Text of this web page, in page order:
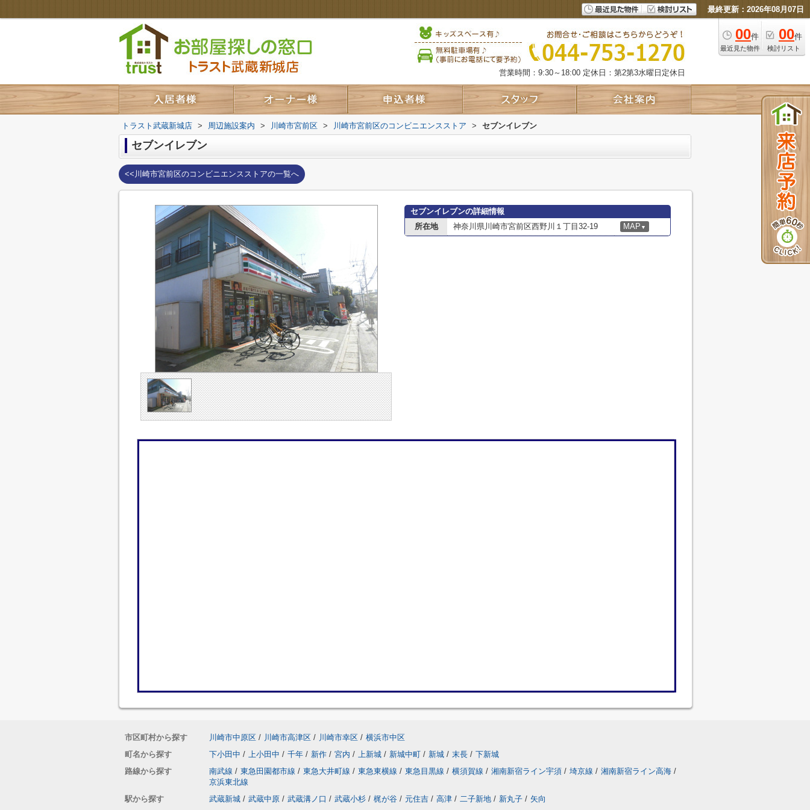
最終更新：2026年08月07日
00件
最近見た物件
00件
検討リスト
営業時間：9:30～18:00 定休日：第2第3水曜日定休日
トラスト武蔵新城店 > 周辺施設案内 > 川崎市宮前区 > 川崎市宮前区のコンビニエンスストア > セブンイレブン
セブンイレブン
<<川崎市宮前区のコンビニエンスストアの一覧へ
セブンイレブンの詳細情報
所在地
神奈川県川崎市宮前区西野川１丁目32-19 MAP ▼
市区町村から探す 川崎市中原区 / 川崎市高津区 / 川崎市幸区 / 横浜市中区
町名から探す
下小田中 / 上小田中 / 千年 / 新作 / 宮内 / 上新城 / 新城中町 / 新城 / 末長 / 下新城
路線から探す
南武線 / 東急田園都市線 / 東急大井町線 / 東急東横線 / 東急目黒線 / 横須賀線 / 湘南新宿ライン宇須 / 埼京線 / 湘南新宿ライン高海 /
京浜東北線
駅から探す
武蔵新城 / 武蔵中原 / 武蔵溝ノ口 / 武蔵小杉 / 梶が谷 / 元住吉 / 高津 / 二子新地 / 新丸子 / 矢向